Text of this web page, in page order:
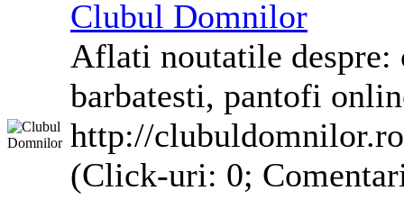
Clubul Domnilor
Aflati noutatile despre:
barbatesti, pantofi
http://
(Click-uri: 0;